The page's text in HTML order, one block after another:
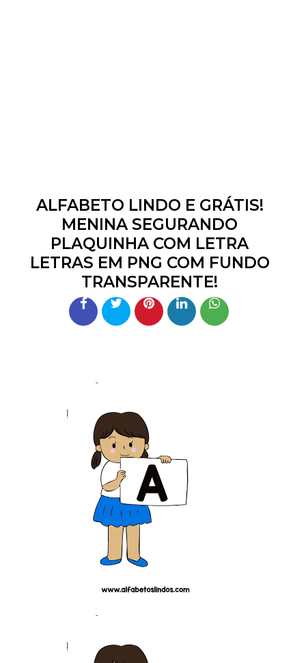
ALFABETO LINDO E GRÁTIS!
MENINA SEGURANDO
PLAQUINHA COM LETRA
LETRAS EM PNG COM FUNDO
TRANSPARENTE!